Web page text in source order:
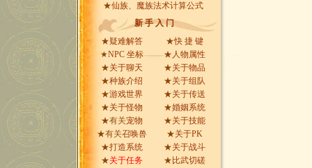
★仙族、魔族法术计算公式
新 手 入 门
★疑难解答 ★快 捷 键
★NPC 坐标 ★ 人物属性
★关于聊天 ★关于物品
★种族介绍 ★关于组队
★游戏世界 ★关于传送
★关于怪物 ★婚姻系统
★有关宠物 ★关于技能
★有关召唤兽 ★关于PK
★打造系统 ★关于战斗
★关于任务 ★ 比武切磋